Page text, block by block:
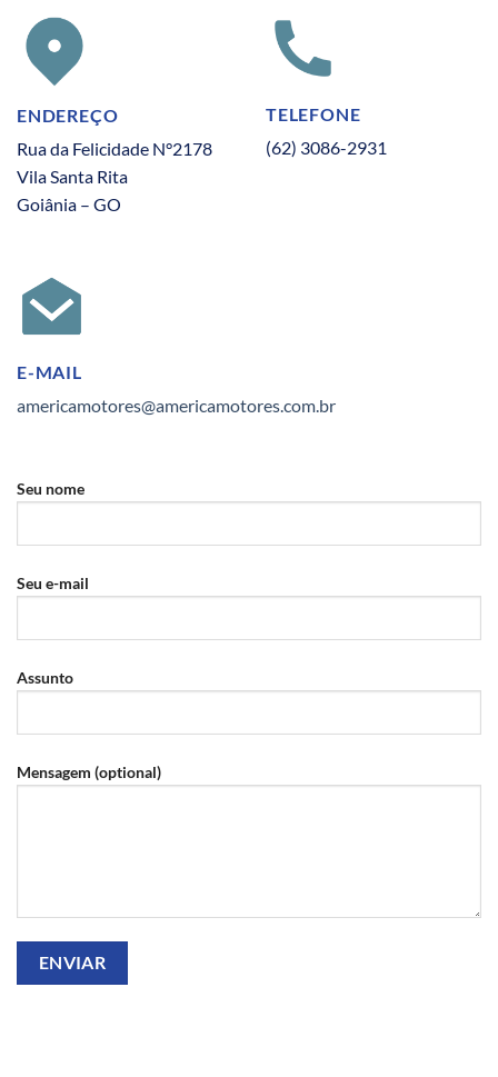
ENDEREÇO
Rua da Felicidade N°2178
Vila Santa Rita
Goiânia – GO
TELEFONE
(62) 3086-2931
E-MAIL
americamotores@americamotores.com.br
Seu nome
Seu e-mail
Assunto
Mensagem (optional)